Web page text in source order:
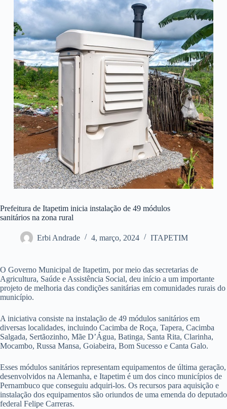
Prefeitura de Itapetim inicia instalação de 49 módulos
sanitários na zona rural
Erbi Andrade 4, março, 2024 ITAPETIM
O Governo Municipal de Itapetim, por meio das secretarias de
Agricultura, Saúde e Assistência Social, deu início a um importante
projeto de melhoria das condições sanitárias em comunidades rurais do
município.
A iniciativa consiste na instalação de 49 módulos sanitários em
diversas localidades, incluindo Cacimba de Roça, Tapera, Cacimba
Salgada, Sertãozinho, Mãe D’Água, Batinga, Santa Rita, Clarinha,
Mocambo, Russa Mansa, Goiabeira, Bom Sucesso e Canta Galo.
Esses módulos sanitários representam equipamentos de última geração,
desenvolvidos na Alemanha, e Itapetim é um dos cinco municípios de
Pernambuco que conseguiu adquiri-los. Os recursos para aquisição e
instalação dos equipamentos são oriundos de uma emenda do deputado
federal Felipe Carreras.